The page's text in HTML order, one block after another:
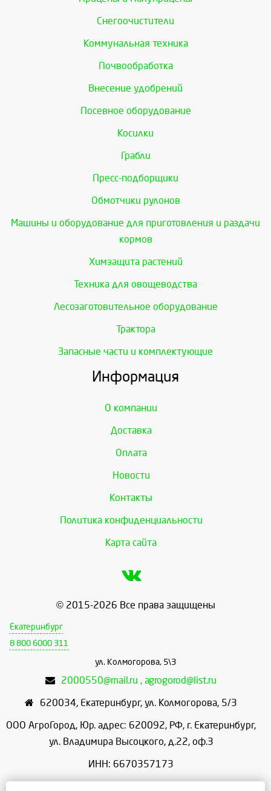
Снегоочистители
Коммунальная техника
Почвообработка
Внесение удобрений
Посевное оборудование
Косилки
Грабли
Пресс-подборщики
Обмотчики рулонов
Машины и оборудование для приготовления и раздачи
кормов
Химзащита растений
Техника для овощеводства
Лесозаготовительное оборудование
Трактора
Запасные части и комплектующие
Информация
О компании
Доставка
Оплата
Новости
Контакты
Политика конфиденциальности
Карта сайта
© 2015-2026 Все права защищены
Екатеринбург
8 800 6000 311
ул. Колмогорова, 5\3
2000550@mail.ru , agrogorod@list.ru
620034, Екатеринбург, ул. Колмогорова, 5/3
ООО АгроГород, Юр. адрес: 620092, РФ, г. Екатеринбург,
ул. Владимира Высоцкого, д.22, оф.3
ИНН: 6670357173